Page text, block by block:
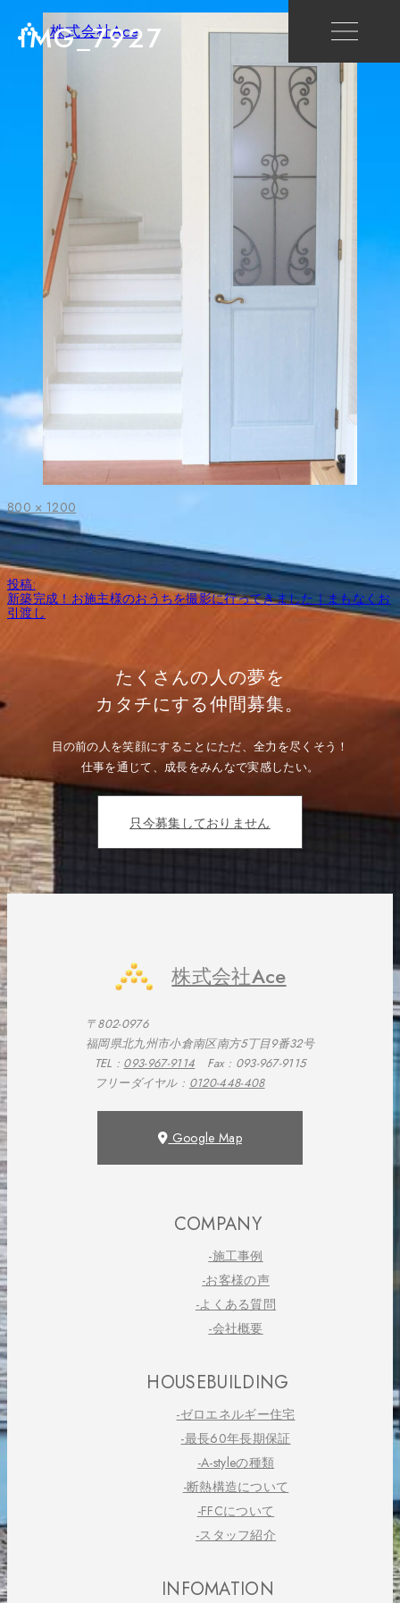
株式会社Ace
IMG_7927
フ
ル
サ
イ
ズ
800 × 1200
投
稿
ナ
ビ
ン
投稿:
新築完成！お施主様のおうちを撮影に行ってきました｜まもなくお
引渡し
たくさんの人の夢を
カタチにする仲間募集。
目の前の人を笑顔にすることにただ、全力を尽くそう！
仕事を通じて、成長をみんなで実感したい。
只今募集しておりません
株式会社Ace
〒802-0976
福岡県北九州市小倉南区南方5丁目9番32号
TEL : 093-967-9114 Fax : 093-967-9115
フリーダイヤル : 0120-448-408
Google Map
COMPANY
-施工事例
-お客様の声
-よくある質問
-会社概要
HOUSEBUILDING
-ゼロエネルギー住宅
-最長60年長期保証
-A-styleの種類
-断熱構造について
-FFCについて
-スタッフ紹介
INFOMATION